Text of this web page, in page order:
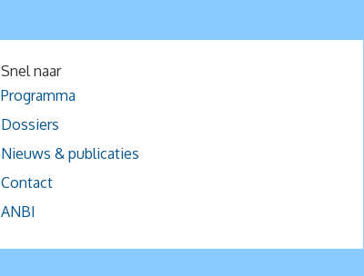
Snel naar
Programma
Dossiers
Nieuws & publicaties
Contact
ANBI